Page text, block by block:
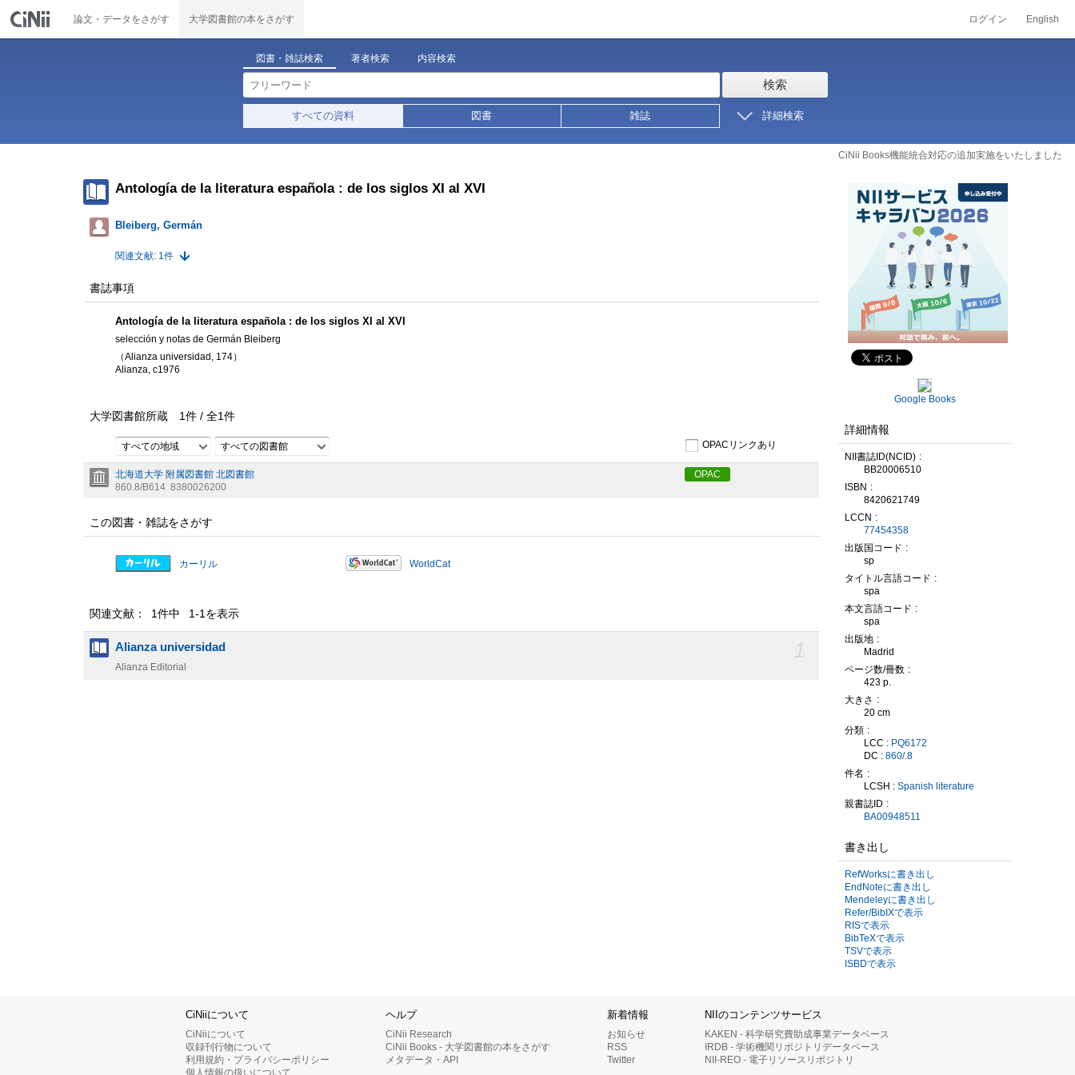
論文・データをさがす 大学図書館の本をさがす ログイン English
図書・雑誌検索 著者検索 内容検索
検索
すべての資料 図書 雑誌 詳細検索
CiNii Books機能統合対応の追加実施をいたしました
Antología de la literatura española : de los siglos XI al XVI
Bleiberg, Germán
関連文献: 1件
書誌事項
Antología de la literatura española : de los siglos XI al XVI
selección y notas de Germán Bleiberg
（Alianza universidad, 174）
Alianza, c1976
大学図書館所蔵 1件 / 全1件
すべての地域 すべての図書館 OPACリンクあり
北海道大学 附属図書館 北図書館
860.8/B614 8380026200
OPAC
この図書・雑誌をさがす
カーリル WorldCat
関連文献： 1件中 1-1を表示
Alianza universidad
Alianza Editorial
Google Books
詳細情報
NII書誌ID(NCID)
BB20006510
ISBN
8420621749
LCCN
77454358
出版国コード
sp
タイトル言語コード
spa
本文言語コード
spa
出版地
Madrid
ページ数/冊数
423 p.
大きさ
20 cm
分類
LCC : PQ6172
DC : 860/.8
件名
LCSH : Spanish literature
親書誌ID
BA00948511
書き出し
RefWorksに書き出し
EndNoteに書き出し
Mendeleyに書き出し
Refer/BibIXで表示
RISで表示
BibTeXで表示
TSVで表示
ISBDで表示
CiNiiについて
CiNiiについて
収録刊行物について
利用規約・プライバシーポリシー
個人情報の扱いについて
ヘルプ
CiNii Research
CiNii Books - 大学図書館の本をさがす
メタデータ・API
新着情報
お知らせ
RSS
Twitter
NIIのコンテンツサービス
KAKEN - 科学研究費助成事業データベース
IRDB - 学術機関リポジトリデータベース
NII-REO - 電子リソースリポジトリ